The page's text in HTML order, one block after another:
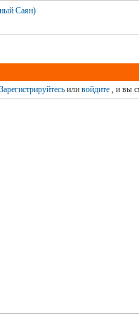
Саян)
Зарегистрируйтесьили войдите, и вы